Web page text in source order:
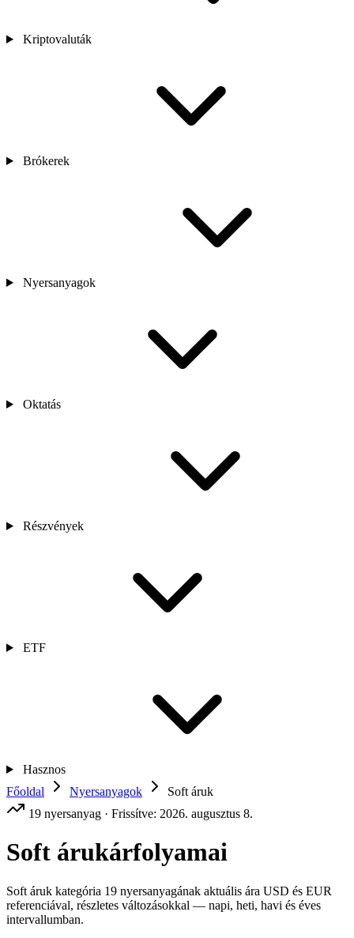
Kriptovaluták
Brókerek
Nyersanyagok
Oktatás
Részvények
ETF
Hasznos
Főoldal
Nyersanyagok
Soft áruk
19 nyersanyag · Frissítve: 2026. augusztus 8.
Soft árukárfolyamai
Soft áruk kategória 19 nyersanyagának aktuális ára USD és EUR
referenciával, részletes változásokkal — napi, heti, havi és éves
intervallumban.